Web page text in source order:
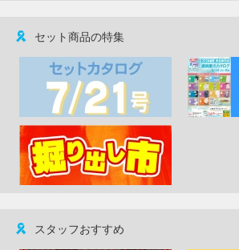
セット商品の特集
スタッフおすすめ